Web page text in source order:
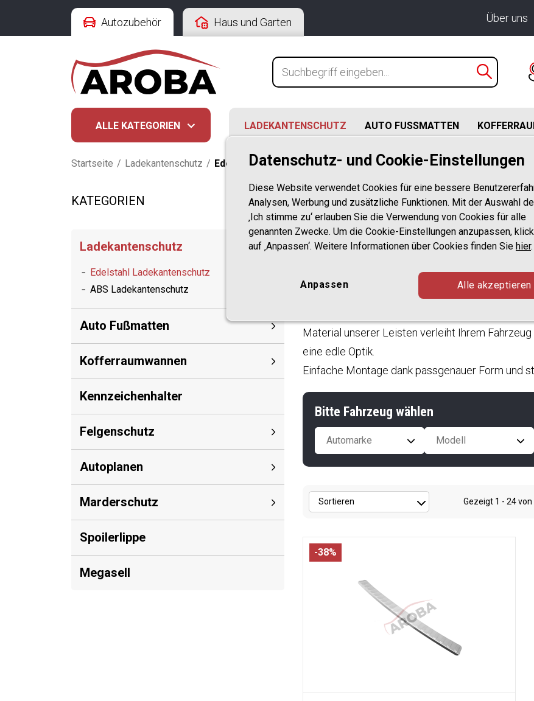
Autozubehör Haus und Garten Über uns
ALLE KATEGORIEN LADEKANTENSCHUTZ AUTO FUSSMATTEN
Startseite / Ladekantenschutz / Edelstahl Ladekantenschutz
KATEGORIEN
Ladekantenschutz
Edelstahl Ladekantenschutz
ABS Ladekantenschutz
Auto Fußmatten
Kofferraumwannen
Kennzeichenhalter
Felgenschutz
Autoplanen
Marderschutz
Spoilerlippe
Megasell
Edelstahl
Perfekter Schutz und
Edelstahl Ladekantenschützer
sind
Ladekante dauerhaft vor Kratzern, Dellen und
Material unserer Leisten verleiht Ihrem
eine edle Optik.
Einfache Montage dank passgenauer Form und
Bitte Fahrzeug wählen
Automarke Modell
Gezeigt 1 - 24von
-38%
Datenschutz- und Cookie-Einstellungen
Diese Website verwendet Cookies für eine bessere
Analysen, Werbung und zusätzliche Funktionen. Mit der Auswahl
‚Ich stimme zu‘ erlauben Sie die Verwendung von Cookies für alle
genannten Zwecke. Um die Cookie-Einstellungen anzupassen,
auf ‚Anpassen‘. Weitere Informationen über Cookies finden Sie hier.
Anpassen Alle akzeptieren